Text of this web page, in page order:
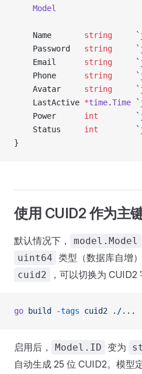
	Model
	Name
string
	Password
string
	Email
string
	Phone
string
	Avatar
string
	LastActive
*time.Time
	Power
int
	Status
int
}
使用 CUID2 作为主
默认情况下， model.Model
uint64 类型（数据库自增
cuid2 ，可以切换为 CUID2
go build -tags cuid2 ./...
启用后， Model.ID 变为
自动生成 25 位 CUID2。模型